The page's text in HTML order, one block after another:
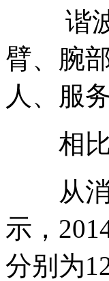
谐波
臂、腕
人、服
相比
从消
示，
分别为